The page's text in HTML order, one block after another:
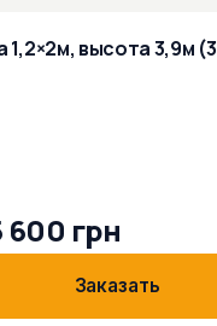
высота 3,9м (3
600 грн
Заказать